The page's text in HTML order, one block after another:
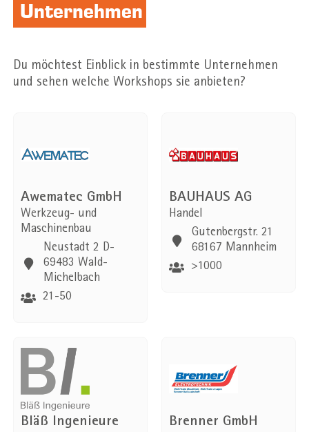
Unternehmen
Du möchtest Einblick in bestimmte Unternehmen
und sehen welche Workshops sie anbieten?
Awematec GmbH
Werkzeug- und
Maschinenbau
Neustadt 2 D-
69483 Wald-
Michelbach
21-50
BAUHAUS AG
Handel
Gutenbergstr. 21
68167 Mannheim
>1000
Bläß Ingenieure
Brenner GmbH